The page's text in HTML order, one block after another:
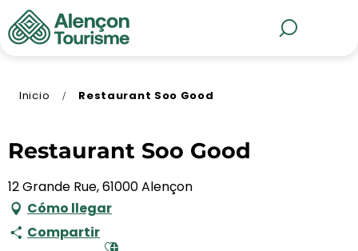
Aller
au
contenu
Inicio Restaurant Soo Good
Restaurant Soo Good
12 Grande Rue, 61000 Alençon
Cómo llegar
Compartir Ajouter aux favoris